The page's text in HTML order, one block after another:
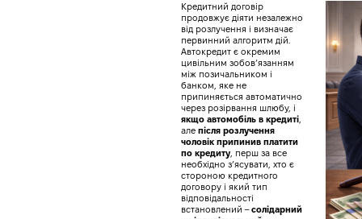
Кредитний договір
продовжує діяти незалежно
від розлучення і визначає
первинний алгоритм дій.
Автокредит є окремим
цивільним зобов’язанням
між позичальником і
банком, яке не
припиняється автоматично
через розірвання шлюбу, і
якщо автомобіль в кредиті
але після розлучення
чоловік припинив платити
по кредиту , перш за все
необхідно з’ясувати, хто є
стороною кредитного
договору і який тип
відповідальності
встановлений –солідарний